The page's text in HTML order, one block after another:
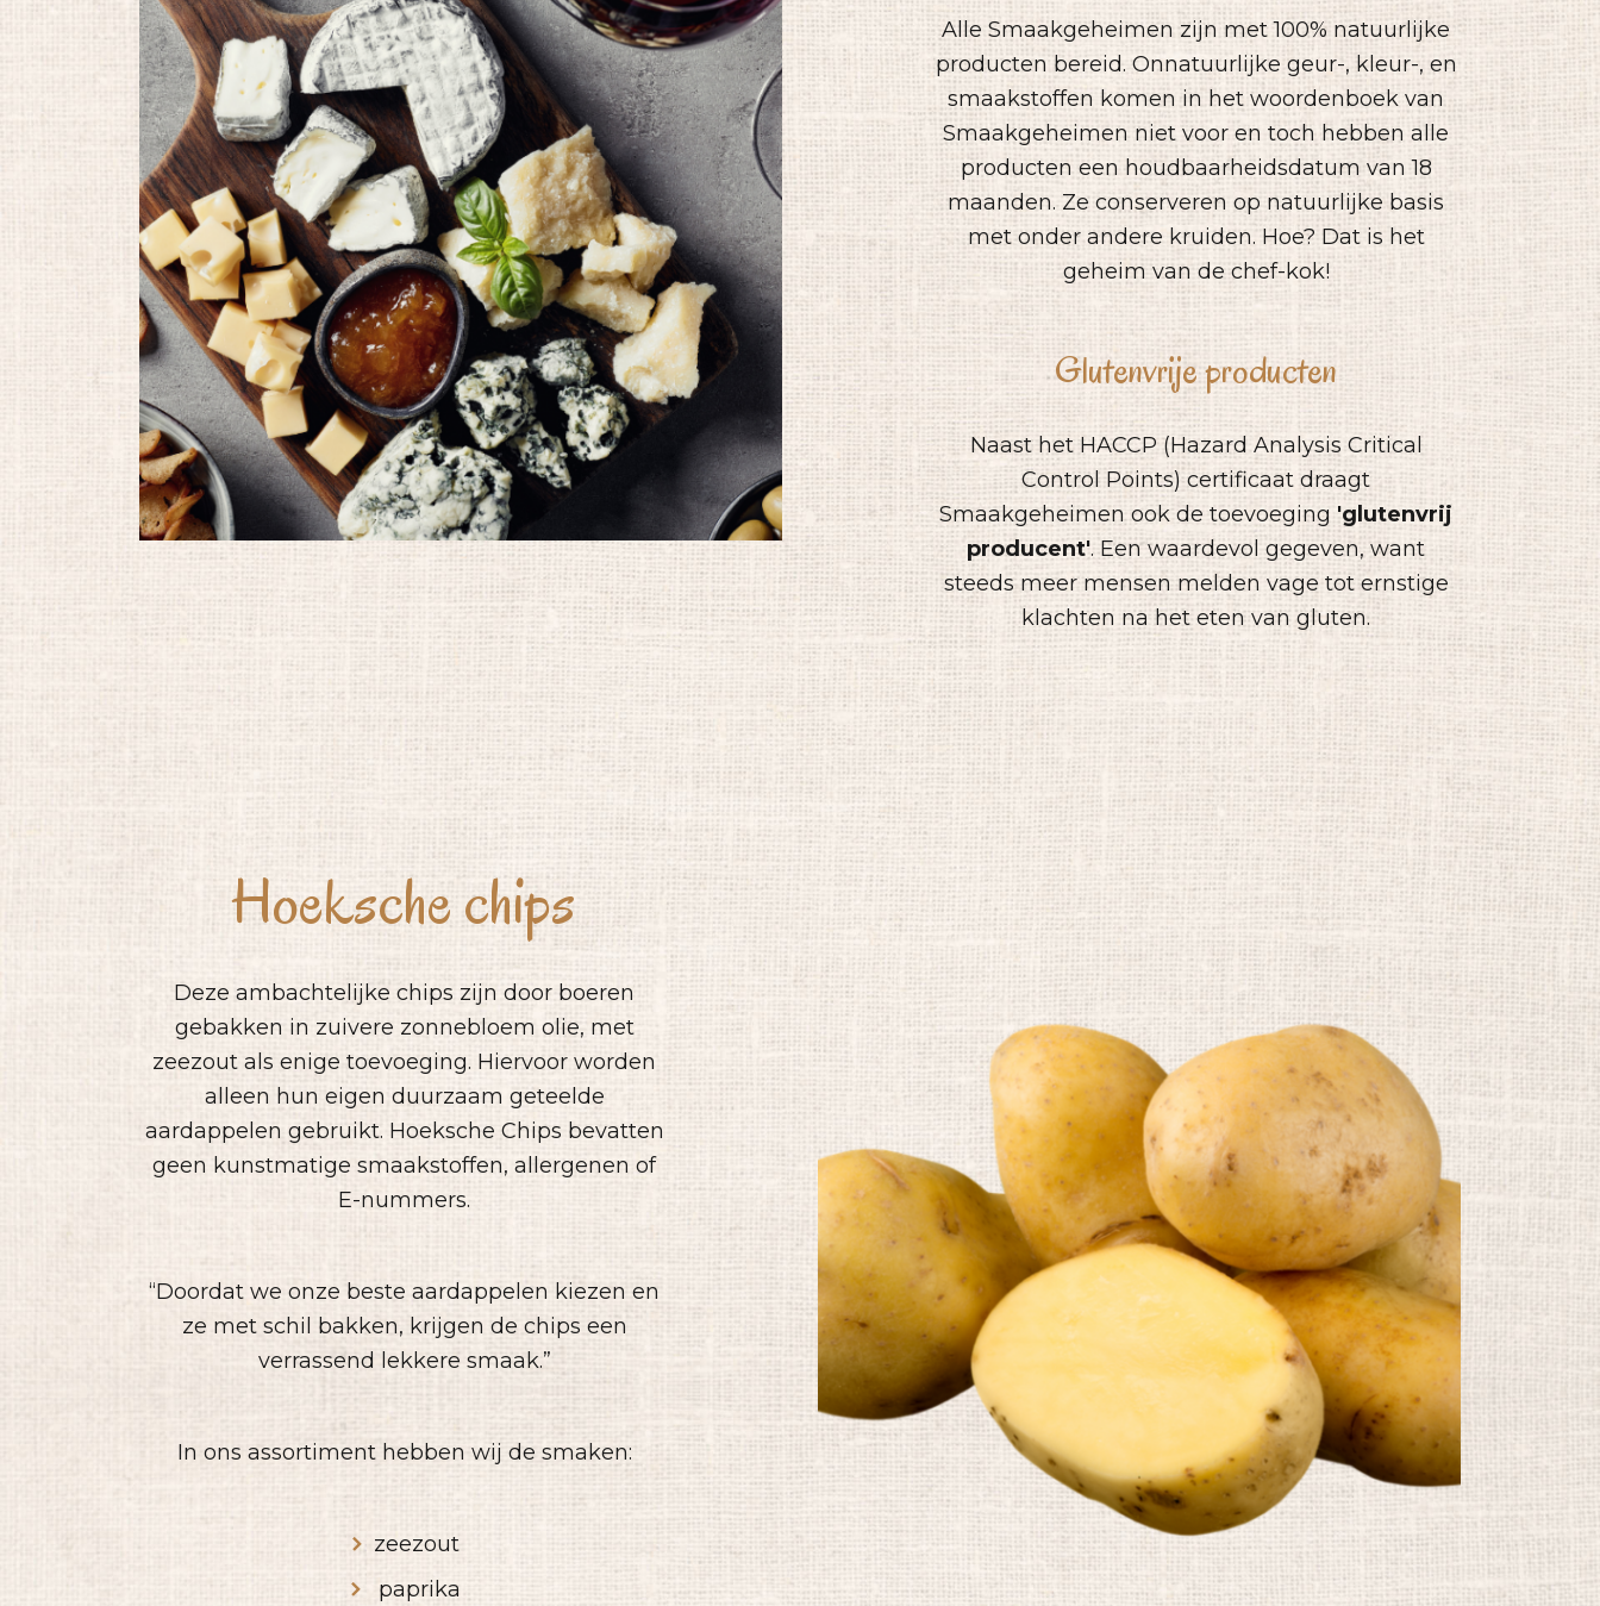
Alle Smaakgeheimen zijn met 100% natuurlijke
producten bereid. Onnatuurlijke geur-, kleur-, en
smaakstoffen komen in het woordenboek van
Smaakgeheimen niet voor en toch hebben alle
producten een houdbaarheidsdatum van 18
maanden. Ze conserveren op natuurlijke basis
met onder andere kruiden. Hoe? Dat is het
geheim van de chef-kok!
Glutenvrije producten
Naast het HACCP (Hazard Analysis Critical
Control Points) certificaat draagt
Smaakgeheimen ook de toevoeging'glutenvrij
producent'. Een waardevol gegeven, want
steeds meer mensen melden vage tot ernstige
klachten na het eten van gluten.
Hoeksche chips
Deze ambachtelijke chips zijn door boeren
gebakken in zuivere zonnebloem olie, met
zeezout als enige toevoeging. Hiervoor worden
alleen hun eigen duurzaam geteelde
aardappelen gebruikt. Hoeksche Chips bevatten
geen kunstmatige smaakstoffen, allergenen of
E-nummers.
“Doordat we onze beste aardappelen kiezen en
ze met schil bakken, krijgen de chips een
verrassend lekkere smaak.”
In ons assortiment hebben wij de smaken:
zeezout
paprika